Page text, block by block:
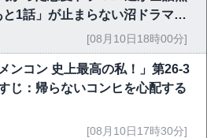
1話」が止まらない沼ドラマを
[08月10日18時00分]
ンコン 史上最高の私！」第26-3
じ：帰らないコンヒを心配する
[08月10日17時30分]